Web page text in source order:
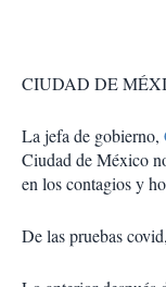
CIUDAD DE
La jefa de gobierno,
Ciudad de México
en los contagios y
De las pruebas